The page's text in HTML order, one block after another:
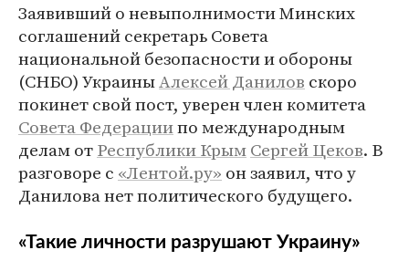
Заявивший о невыполнимости Минских
соглашений секретарь Совета
национальной безопасности и обороны
(СНБО) УкраиныАлексей Данилов скоро
покинет свой пост, уверен член комитета
Совета Федерациипо международным
делам отРеспублики КрымСергей Цеков. В
разговоре с «Лентой.ру» он заявил, что у
Данилова нет политического будущего.
«Такие личности разрушают Украину»